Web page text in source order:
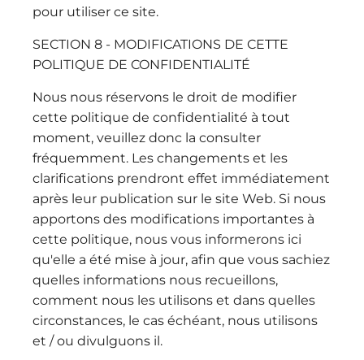
pour utiliser ce site.
SECTION 8 - MODIFICATIONS DE CETTE
POLITIQUE DE CONFIDENTIALITÉ
Nous nous réservons le droit de modifier
cette politique de confidentialité à tout
moment, veuillez donc la consulter
fréquemment. Les changements et les
clarifications prendront effet immédiatement
après leur publication sur le site Web. Si nous
apportons des modifications importantes à
cette politique, nous vous informerons ici
qu'elle a été mise à jour, afin que vous sachiez
quelles informations nous recueillons,
comment nous les utilisons et dans quelles
circonstances, le cas échéant, nous utilisons
et / ou divulguons il.